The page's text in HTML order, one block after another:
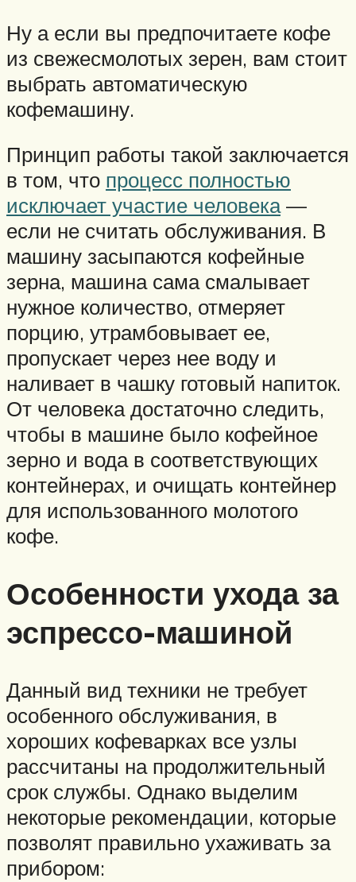
Ну а если вы предпочитаете кофе
из свежесмолотых зерен, вам стоит
выбрать автоматическую
кофемашину.
Принцип работы такой заключается
в том, что процесс полностью
исключает участие человека—
если не считать обслуживания. В
машину засыпаются кофейные
зерна, машина сама смалывает
нужное количество, отмеряет
порцию, утрамбовывает ее,
пропускает через нее воду и
наливает в чашку готовый напиток.
От человека достаточно следить,
чтобы в машине было кофейное
зерно и вода в соответствующих
контейнерах, и очищать контейнер
для использованного молотого
кофе.
Особенности ухода за
эспрессо-машиной
Данный вид техники не требует
особенного обслуживания, в
хороших кофеварках все узлы
рассчитаны на продолжительный
срок службы. Однако выделим
некоторые рекомендации, которые
позволят правильно ухаживать за
прибором: